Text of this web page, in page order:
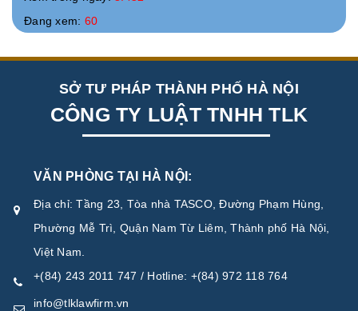
Đang xem: 60
SỞ TƯ PHÁP THÀNH PHỐ HÀ NỘI
CÔNG TY LUẬT TNHH TLK
VĂN PHÒNG TẠI HÀ NỘI:
Địa chỉ: Tầng 23, Tòa nhà TASCO, Đường Phạm Hùng,
Phường Mễ Trì, Quận Nam Từ Liêm, Thành phố Hà Nội,
Việt Nam.
+(84) 243 2011 747 / Hotline: +(84) 972 118 764
info@tlklawfirm.vn